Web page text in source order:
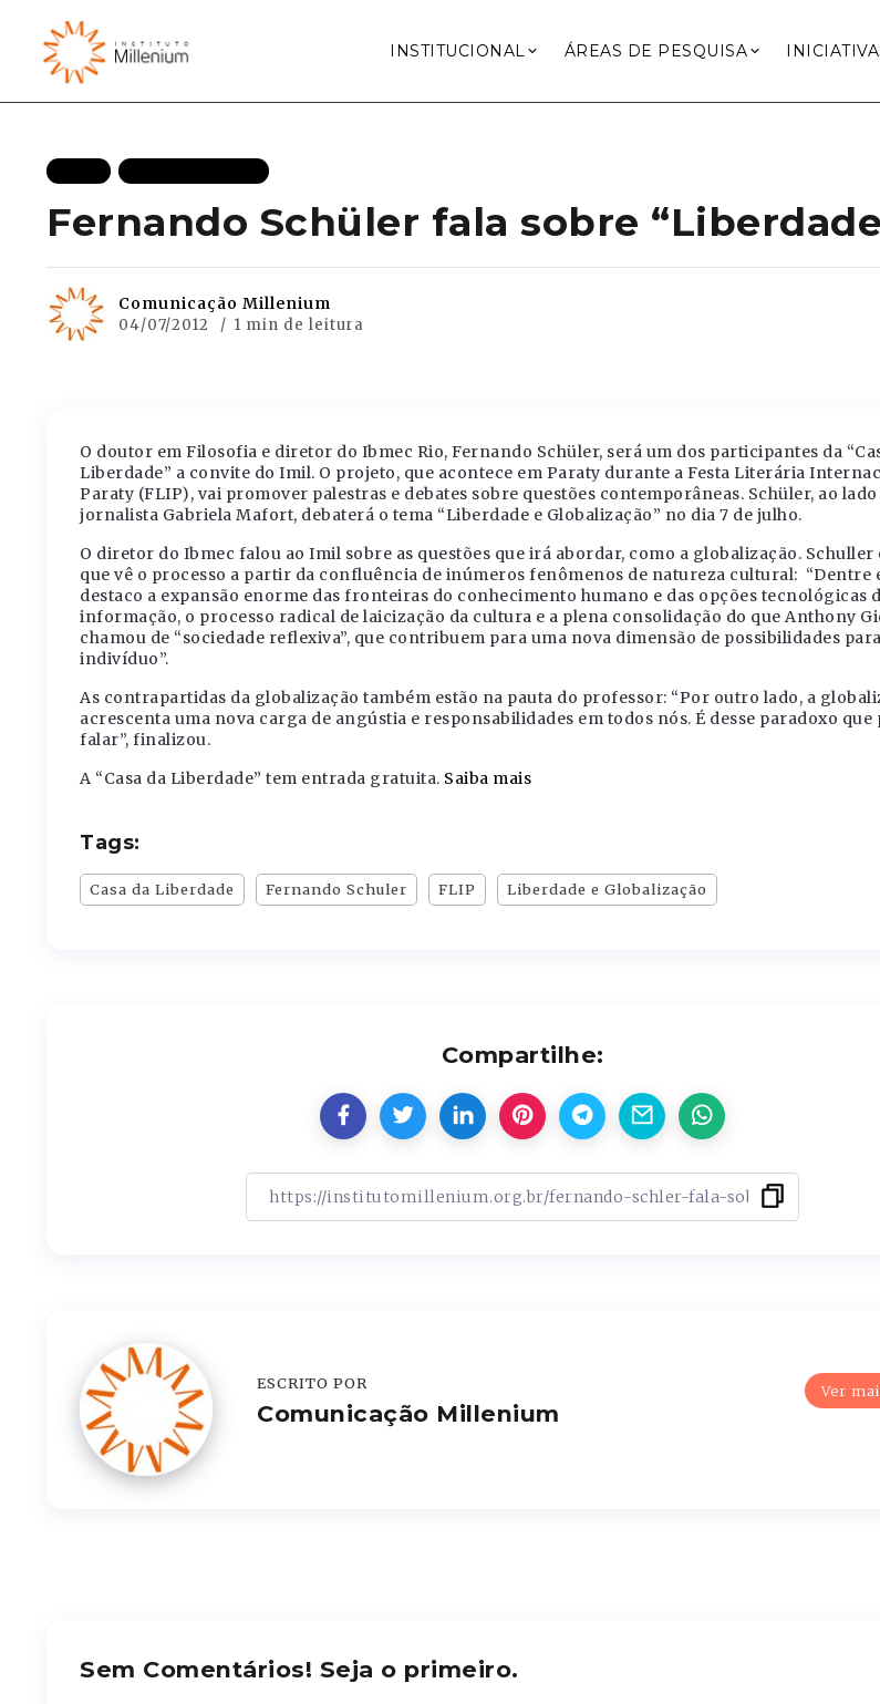
INSTITUCIONAL ÁREAS DE PESQUISA
Fernando Schüler fala sobre
Comunicação Millenium
04/07/2012 1 min de leitura
O doutor em Filosofia e diretor do Ibmec Rio, Fernando Schüler, será um dos participantes da
Liberdade” a convite do Imil. O projeto, que acontece em Paraty durante a Festa Literária
Paraty (FLIP), vai promover palestras e debates sobre questões contemporâneas. Schüler, ao lado
jornalista Gabriela Mafort, debaterá o tema “Liberdade e Globalização” no dia 7 de julho.
O diretor do Ibmec falou ao Imil sobre as questões que irá abordar, como a globalização. Schuller
que vê o processo a partir da confluência de inúmeros fenômenos de natureza cultural: “Dentre
destaco a expansão enorme das fronteiras do conhecimento humano e das opções tecnológicas
informação, o processo radical de laicização da cultura e a plena consolidação do que Anthony
chamou de “sociedade reflexiva”, que contribuem para uma nova dimensão de possibilidades
indivíduo”.
As contrapartidas da globalização também estão na pauta do professor: “Por outro lado, a
acrescenta uma nova carga de angústia e responsabilidades em todos nós. É desse paradoxo que
falar”, finalizou.
A “Casa da Liberdade” tem entrada gratuita. Saiba mais
Tags:
Casa da Liberdade Fernando Schuler FLIP Liberdade e Globalização
Compartilhe:
Ver
ESCRITO POR
Comunicação Millenium
Sem Comentários! Seja o primeiro.